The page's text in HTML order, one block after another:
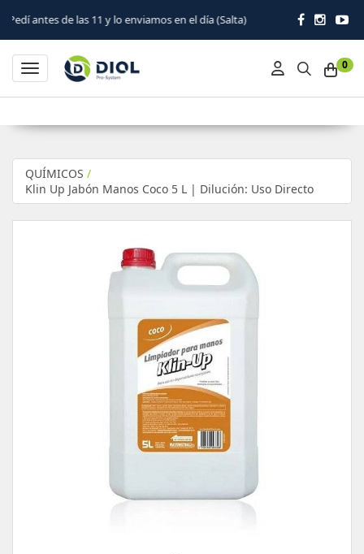
11 y lo enviamos en el día (Salta)
0
Toggle navigation
QUÍMICOS /
Klin Up Jabón Manos Coco 5 L | Dilución: Uso Directo